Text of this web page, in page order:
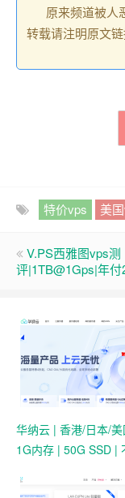
原来频道被
转载请注明原文链
特价vps 美
V.PS西雅图vps测
评|1TB@1Gps|年付
华纳云 | 香港/日本/
1G内存 | 50G SSD |